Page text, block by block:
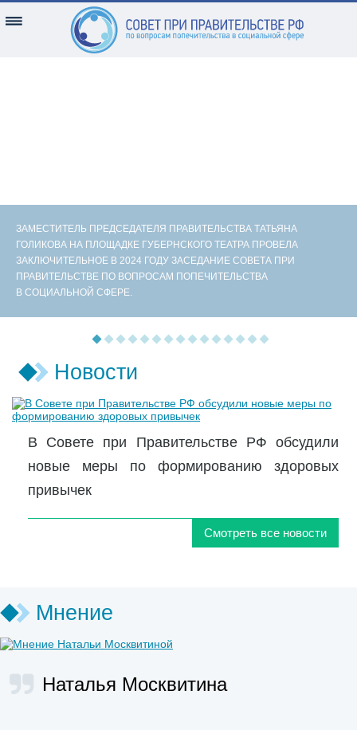
ЗАМЕСТИТЕЛЬ ПРЕДСЕДАТЕЛЯ ПРАВИТЕЛЬСТВА ТАТЬЯНА
ГОЛИКОВА НА ПЛОЩАДКЕ ГУБЕРНСКОГО ТЕАТРА ПРОВЕЛА
ЗАКЛЮЧИТЕЛЬНОЕ В 2024 ГОДУ ЗАСЕДАНИЕ СОВЕТА ПРИ
ПРАВИТЕЛЬСТВЕ ПО ВОПРОСАМ ПОПЕЧИТЕЛЬСТВА
В СОЦИАЛЬНОЙ СФЕРЕ.
Новости
В Совете при Правительстве РФ обсудили
новые меры по формированию здоровых
привычек
Смотреть все новости
Мнение
Наталья Москвитина